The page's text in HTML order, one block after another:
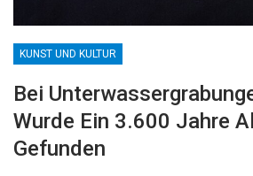
KUNST UND KULTUR
Bei
Wurde Ein 3.600 Jahre
Gefunden